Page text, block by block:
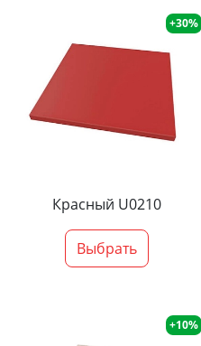
+30%
Красный U0210
Выбрать
+10%